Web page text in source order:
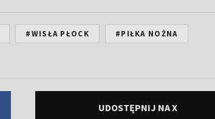
#WISŁA PŁOCK #PIŁKA NOŻNA
UDOSTĘPNIJ NA X